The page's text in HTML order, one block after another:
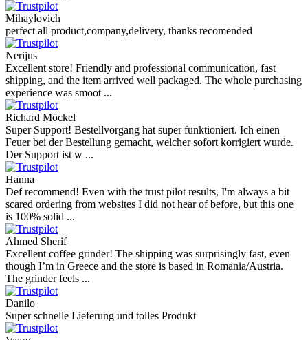
Mihaylovich
perfect all product,company,delivery, thanks recomended
Nerijus
Excellent store! Friendly and professional communication, fast
shipping, and the item arrived well packaged. The whole purchasing
experience was smoot ...
Richard Möckel
Super Support! Bestellvorgang hat super funktioniert. Ich einen
Feuer bei der Bestellung gemacht, welcher sofort korrigiert wurde.
Der Support ist w ...
Hanna
Def recommend! Even with the trust pilot results, I'm always a bit
scared ordering from websites I did not hear of before, but this one
is 100% solid ...
Ahmed Sherif
Excellent coffee grinder! The shipping was surprisingly fast, even
though I’m in Greece and the store is based in Romania/Austria.
The grinder feels ...
Danilo
Super schnelle Lieferung und tolles Produkt